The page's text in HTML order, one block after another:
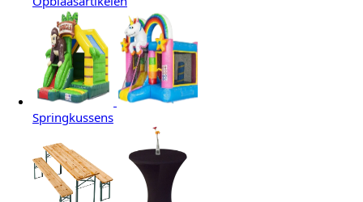
Springkussens